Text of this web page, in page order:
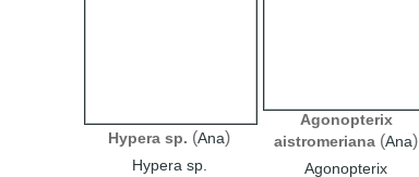
Hypera sp. (Ana)
Hypera sp.
Agonopterix
aistromeriana (Ana)
Agonopterix